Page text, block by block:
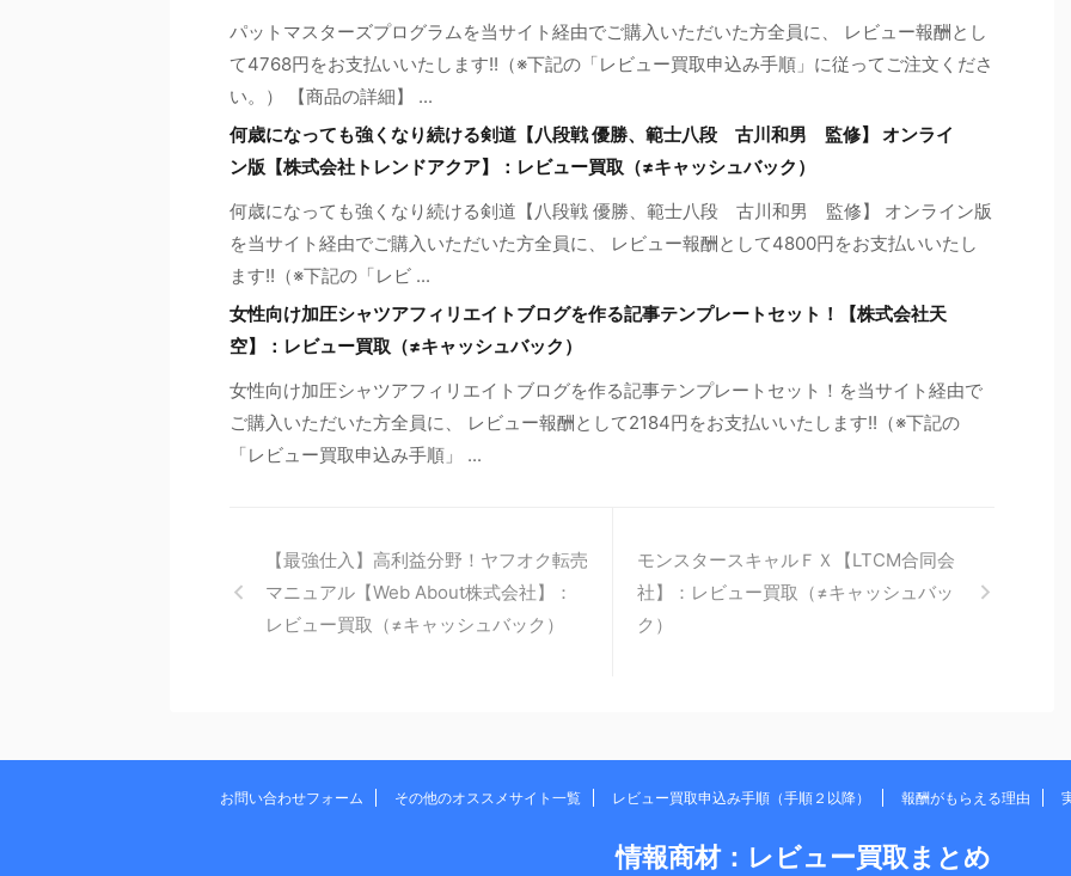
パットマスターズプログラムを当サイト経由でご購入いただいた方全員に、 レビュー報酬とし
て4768円をお支払いいたします!!（※下記の「レビュー買取申込み手順」に従ってご注文くださ
い。） 【商品の詳細】 ...
何歳になっても強くなり続ける剣道【八段戦 優勝、範士八段 古川和男 監修】 オンライ
ン版【株式会社トレンドアクア】：レビュー買取（≠キャッシュバック）
何歳になっても強くなり続ける剣道【八段戦 優勝、範士八段 古川和男 監修】 オンライン版
を当サイト経由でご購入いただいた方全員に、 レビュー報酬として4800円をお支払いいたし
ます!!（※下記の「レビ ...
女性向け加圧シャツアフィリエイトブログを作る記事テンプレートセット！【株式会社天
空】：レビュー買取（≠キャッシュバック）
女性向け加圧シャツアフィリエイトブログを作る記事テンプレートセット！を当サイト経由で
ご購入いただいた方全員に、 レビュー報酬として2184円をお支払いいたします!!（※下記の
「レビュー買取申込み手順」 ...
【最強仕入】高利益分野！ヤフオク転売
マニュアル【Web About株式会社】：
レビュー買取（≠キャッシュバック）
モンスタースキャルＦＸ【LTCM合同会
社】：レビュー買取（≠キャッシュバッ
ク）
お問い合わせフォーム その他のオススメサイト一覧 レビュー買取申込み手順（手順２以降） 報酬がもらえる理由
情報商材：レビュー買取まとめ